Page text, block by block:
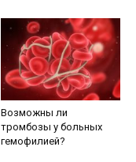
Возможны ли
тромбозы у больных
гемофилией?